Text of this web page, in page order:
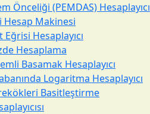
Önceliği (PEMDAS) Hesaplayıcı
Hesap Makinesi
Eğrisi Hesaplayıcı
Hesaplama
Basamak Hesaplayıcı
Logaritma Hesaplayıcı
Basitleştirme